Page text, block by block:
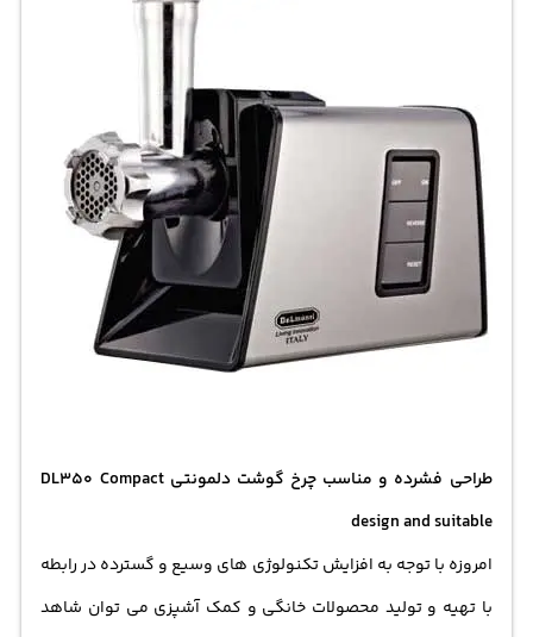
طراحی ف
شرده و مناسب چرخ گوشت دلمونتی DL350 Compact
design and suitable
امروزه با توجه به افزایش تکنولوژی های وسیع و گسترده در رابطه
با تهیه و تولید محصولات خانگی و کمک آشپزی می توان شاهد